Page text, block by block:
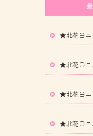
★北花田ニ
★北花田ニ
★北花田ニ
★北花田ニ